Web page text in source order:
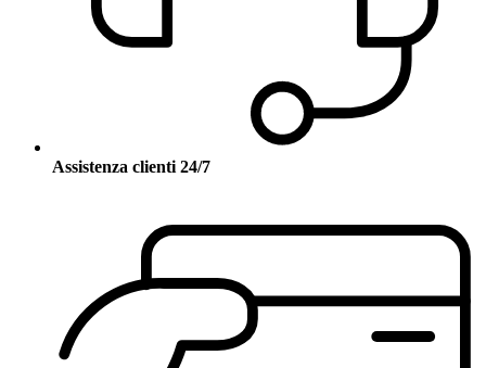
Assistenza clienti 24/7